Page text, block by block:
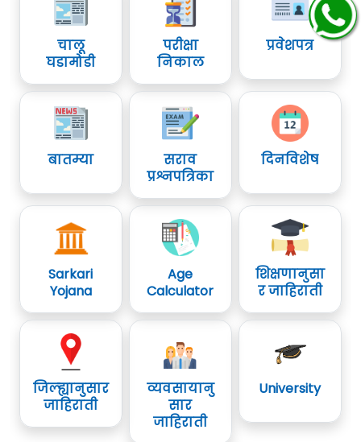
चालू
घडामोडी
परीक्षा
निकाल
प्रवेशपत्र
बातम्या
सराव
प्रश्नपत्रिका
दिनविशेष
Sarkari
Yojana
Age
Calculator
शिक्षणानुसा
र जाहिराती
जिल्ह्यानुसार
जाहिराती
व्यवसायानु
सार
जाहिराती
University